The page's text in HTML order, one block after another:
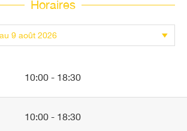
Horaires
10:00 - 18:30
10:00 - 18:30